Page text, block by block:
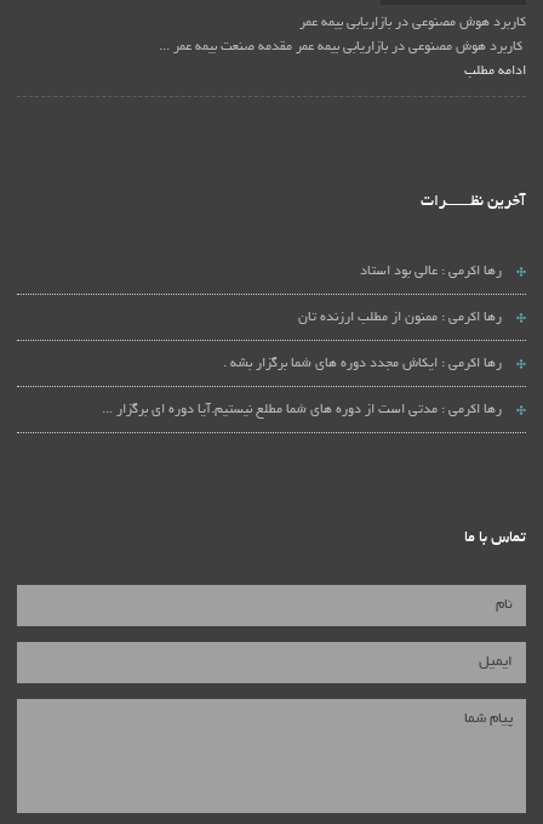
کاربرد هوش مصنوعی در بازاریابی بیمه عمر
کاربرد هوش مصنوعی در بازاریابی بیمه عمر مقدمه صنعت بیمه عمر ...
ادامه مطلب
آخرین نظـــــــرات
رها اکرمی :عالی بود استاد
رها اکرمی :ممنون از مطلب ارزنده تان
رها اکرمی : ایکاش مجدد دوره های شما برگزار بشه .
رها اکرمی :مدتی است از دوره های شما مطلع نیستیم.آیا دوره ای برگزار ...
تماس با ما